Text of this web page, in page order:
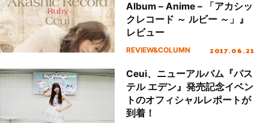
Album – Anime – 「アカシッ
クレコード ～ ルビー ～」』
レビュー
REVIEW&COLUMN 2017.06.21
Ceui、ニューアルバム『パス
テル エデン』発売記念イベン
トのオフィシャルレポートが
到着！